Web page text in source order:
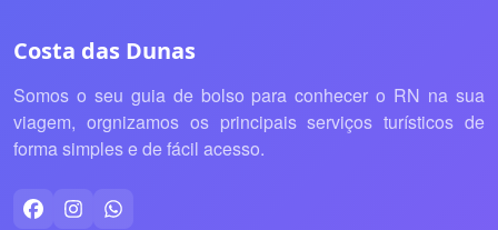
Costa das Dunas
Somos o seu guia de bolso para conhecer o RN na sua
viagem, orgnizamos os principais serviços turísticos de
forma simples e de fácil acesso.